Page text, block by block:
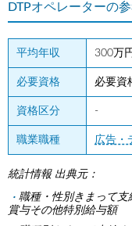
DTPオペレーターの
平均年収 300万
必要資格 必要資
資格区分 -
職業職種 広告・
統計情報 出典元：
職種・性別きまって
賞与その他特別給与額